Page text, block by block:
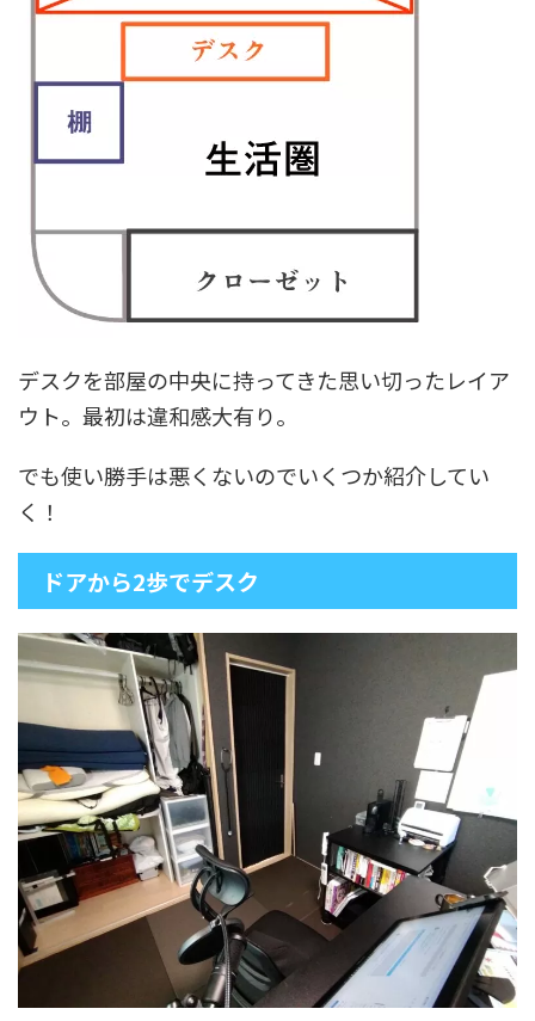
デスクを部屋の中央に持ってきた思い切ったレイア
ウト。最初は違和感大有り。
でも使い勝手は悪くないのでいくつか紹介してい
く！
ドアから2歩でデスク